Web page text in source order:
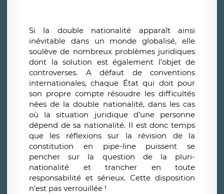
Si la double nationalité apparaît ainsi
inévitable dans un monde globalisé, elle
soulève de nombreux problèmes juridiques
dont la solution est également l’objet de
controverses. A défaut de conventions
internationales, chaque État qui doit pour
son propre compte résoudre les difficultés
nées de la double nationalité, dans les cas
où la situation juridique d’une personne
dépend de sa nationalité. Il est donc temps
que les réflexions sur la révision de la
constitution en pipe-line puissent se
pencher sur la question de la pluri-
nationalité et trancher en toute
responsabilité et sérieux. Cette disposition
n’est pas verrouillée !